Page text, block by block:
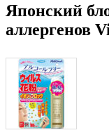
Японский
аллергенов